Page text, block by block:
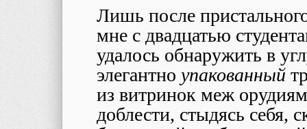
Лишь после
мне с двадцатью
удалось обнаружить в
элегантно упакованный
из витринок меж
доблести, стыдясь себя,